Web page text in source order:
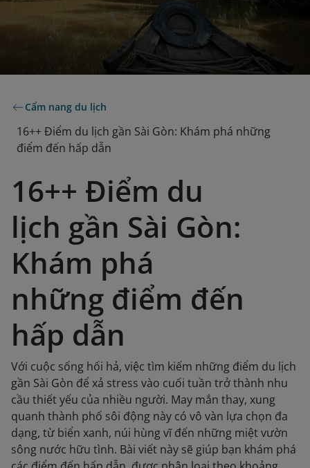
Cẩm nang du lịch
16++ Điểm du lịch gần Sài Gòn: Khám phá những
điểm đến hấp dẫn
16++ Điểm du
lịch gần Sài Gòn:
Khám phá
những điểm đến
hấp dẫn
Với cuộc sống hối hả, việc tìm kiếm những điểm du lịch
gần Sài Gòn để xả stress vào cuối tuần trở thành nhu
cầu thiết yếu của nhiều người. May mắn thay, xung
quanh thành phố sôi động này có vô vàn lựa chọn đa
dạng, từ biển xanh, núi hùng vĩ đến những miệt vườn
sông nước hữu tình. Bài viết này sẽ giúp bạn khám phá